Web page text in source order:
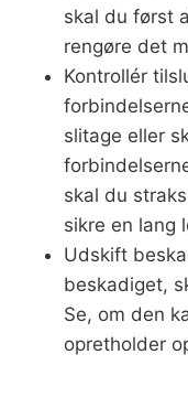
skal du først
rengøre det
Kontrollér
slitage eller
skal du
sikre en lang
Udskift
beskadiget,
Se, om den
opretholder